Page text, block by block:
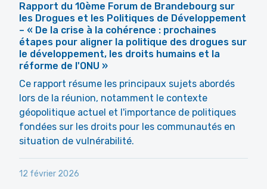
Rapport du 10ème Forum de Brandebourg sur
les Drogues et les Politiques de Développement
– « De la crise à la cohérence : prochaines
étapes pour aligner la politique des drogues sur
le développement, les droits humains et la
réforme de l'ONU »
Ce rapport résume les principaux sujets abordés
lors de la réunion, notamment le contexte
géopolitique actuel et l'importance de politiques
fondées sur les droits pour les communautés en
situation de vulnérabilité.
12 février 2026